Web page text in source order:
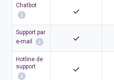
Chatbot
Support par
e-mail
Hotline de
support